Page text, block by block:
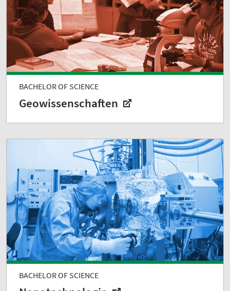
BACHELOR OF SCIENCE
Geowissenschaften
BACHELOR OF SCIENCE